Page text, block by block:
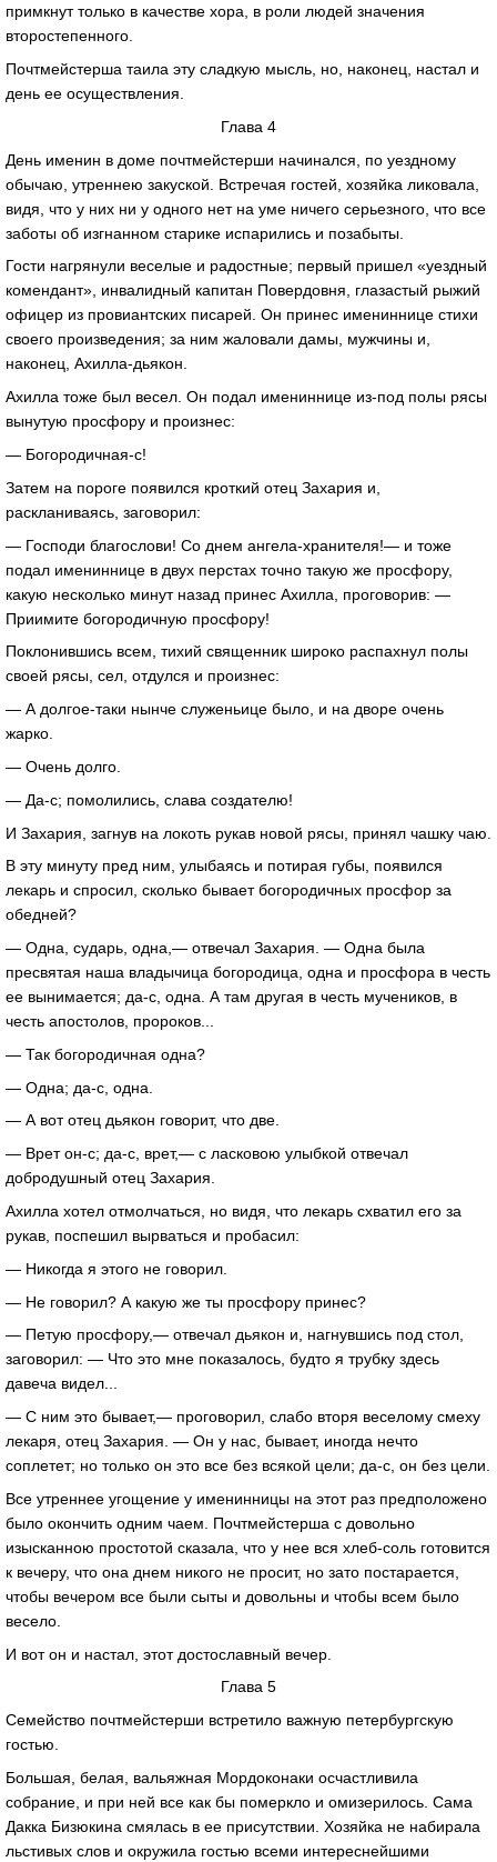
примкнут только в качестве хора, в роли людей значения
второстепенного.
Почтмейстерша таила эту сладкую мысль, но, наконец, настал и
день ее осуществления.
Глава 4
День именин в доме почтмейстерши начинался, по уездному
обычаю, утреннею закуской. Встречая гостей, хозяйка ликовала,
видя, что у них ни у одного нет на уме ничего серьезного, что все
заботы об изгнанном старике испарились и позабыты.
Гости нагрянули веселые и радостные; первый пришел «уездный
комендант», инвалидный капитан Повердовня, глазастый рыжий
офицер из провиантских писарей. Он принес имениннице стихи
своего произведения; за ним жаловали дамы, мужчины и,
наконец, Ахилла-дьякон.
Ахилла тоже был весел. Он подал имениннице из-под полы рясы
вынутую просфору и произнес:
— Богородичная-с!
Затем на пороге появился кроткий отец Захария и,
раскланиваясь, заговорил:
— Господи благослови! Со днем ангела-хранителя!— и тоже
подал имениннице в двух перстах точно такую же просфору,
какую несколько минут назад принес Ахилла, проговорив: —
Приимите богородичную просфору!
Поклонившись всем, тихий священник широко распахнул полы
своей рясы, сел, отдулся и произнес:
— А долгое-таки нынче служеньице было, и на дворе очень
жарко.
— Очень долго.
— Да-с; помолились, слава создателю!
И Захария, загнув на локоть рукав новой рясы, принял чашку чаю.
В эту минуту пред ним, улыбаясь и потирая губы, появился
лекарь и спросил, сколько бывает богородичных просфор за
обедней?
— Одна, сударь, одна,— отвечал Захария. — Одна была
пресвятая наша владычица богородица, одна и просфора в честь
ее вынимается; да-с, одна. А там другая в честь мучеников, в
честь апостолов, пророков...
— Так богородичная одна?
— Одна; да-с, одна.
— А вот отец дьякон говорит, что две.
— Врет он-с; да-с, врет,— с ласковою улыбкой отвечал
добродушный отец Захария.
Ахилла хотел отмолчаться, но видя, что лекарь схватил его за
рукав, поспешил вырваться и пробасил:
— Никогда я этого не говорил.
— Не говорил? А какую же ты просфору принес?
— Петую просфору,— отвечал дьякон и, нагнувшись под стол,
заговорил: — Что это мне показалось, будто я трубку здесь
давеча видел...
— С ним это бывает,— проговорил, слабо вторя веселому смеху
лекаря, отец Захария. — Он у нас, бывает, иногда нечто
соплетет; но только он это все без всякой цели; да-с, он без цели.
Все утреннее угощение у именинницы на этот раз предположено
было окончить одним чаем. Почтмейстерша с довольно
изысканною простотой сказала, что у нее вся хлеб-соль готовится
к вечеру, что она днем никого не просит, но зато постарается,
чтобы вечером все были сыты и довольны и чтобы всем было
весело.
И вот он и настал, этот достославный вечер.
Глава 5
Семейство почтмейстерши встретило важную петербургскую
гостью.
Большая, белая, вальяжная Мордоконаки осчастливила
собрание, и при ней все как бы померкло и омизерилось. Сама
Дакка Бизюкина смялась в ее присутствии. Хозяйка не набирала
льстивых слов и окружила гостью всеми интереснейшими